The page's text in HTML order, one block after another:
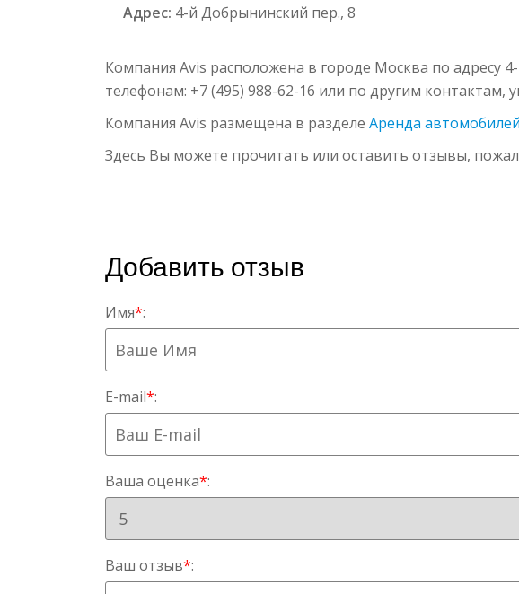
Адрес: 4-й Добрынинский пер., 8
Компания Avis расположена в городе Москва по адресу
телефонам: +7 (495) 988-62-16 или по другим
Компания Avis размещена в разделе Аренда
Здесь Вы можете прочитать или оставить отзывы,
Добавить отзыв
Имя*:
E-mail*:
Ваша оценка*:
Ваш отзыв*: